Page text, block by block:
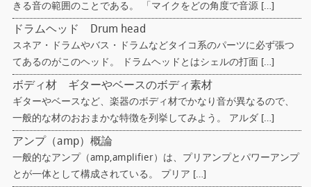
きる音の範囲のことである。 「マイクをどの角度で音源 […]
ドラムヘッド Drum head
スネア・ドラムやバス・ドラムなどタイコ系のパーツに必ず張つ
てあるのがこのヘッド。 ドラムヘッドとはシェルの打面 […]
ボディ材 ギターやベースのボディ素材
ギターやベースなど、楽器のボディ材でかなり音が異なるので、
一般的な材のおおまかな特徴を列挙してみよう。 アルダ […]
アンプ（amp）概論
一般的なアンプ（amp,amplifier）は、プリアンプとパワーアンプ
とが一体として構成されている。 プリア […]